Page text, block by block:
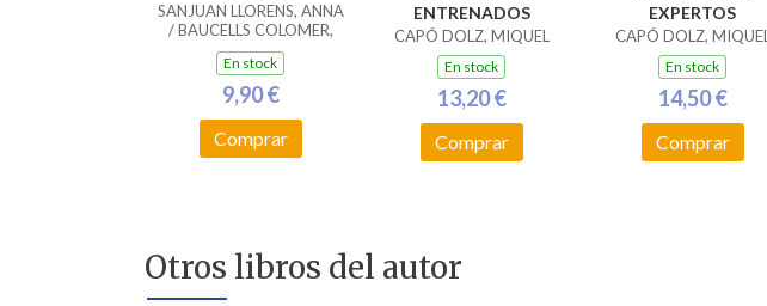
SANJUAN LLORENS, ANNA
/ BAUCELLS COLOMER,
RAMON
En stock
9,90 €
Comprar
ENTRENADOS
CAPÓ DOLZ, MIQUEL
En stock
13,20 €
Comprar
EXPERTOS
CAPÓ DOLZ, MIQUEL
En stock
14,50 €
Comprar
Otros libros del autor